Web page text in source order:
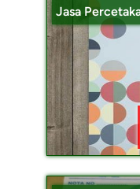
Jasa